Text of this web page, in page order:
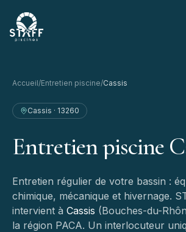
STAFF Piscines — Accueil
Accueil/Entretien piscine/Cassis
Cassis · 13260
Entretienpiscine
Entretien régulier de votre bassin :
chimique, mécanique et hivernage.
intervient à Cassis (Bouches-du-
la région PACA. Un interlocuteur